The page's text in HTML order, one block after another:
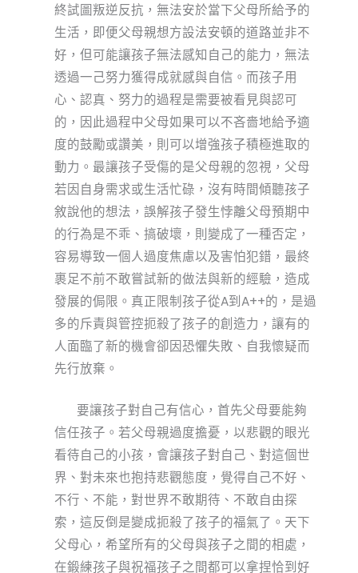
終試圖叛逆反抗，無法安於當下父母所給予的
生活，即便父母親想方設法安頓的道路並非不
好，但可能讓孩子無法感知自己的能力，無法
透過一己努力獲得成就感與自信。而孩子用
心、認真、努力的過程是需要被看見與認可
的，因此過程中父母如果可以不吝嗇地給予適
度的鼓勵或讚美，則可以增強孩子積極進取的
動力。最讓孩子受傷的是父母親的忽視，父母
若因自身需求或生活忙碌，沒有時間傾聽孩子
敘說他的想法，誤解孩子發生悖離父母預期中
的行為是不乖、搞破壞，則變成了一種否定，
容易導致一個人過度焦慮以及害怕犯錯，最終
裹足不前不敢嘗試新的做法與新的經驗，造成
發展的侷限。真正限制孩子從A到A++的，是過
多的斥責與管控扼殺了孩子的創造力，讓有的
人面臨了新的機會卻因恐懼失敗、自我懷疑而
先行放棄。
要讓孩子對自己有信心，首先父母要能夠
信任孩子。若父母親過度擔憂，以悲觀的眼光
看待自己的小孩，會讓孩子對自己、對這個世
界、對未來也抱持悲觀態度，覺得自己不好、
不行、不能，對世界不敢期待、不敢自由探
索，這反倒是變成扼殺了孩子的福氣了。天下
父母心，希望所有的父母與孩子之間的相處，
在鍛練孩子與祝福孩子之間都可以拿捏恰到好